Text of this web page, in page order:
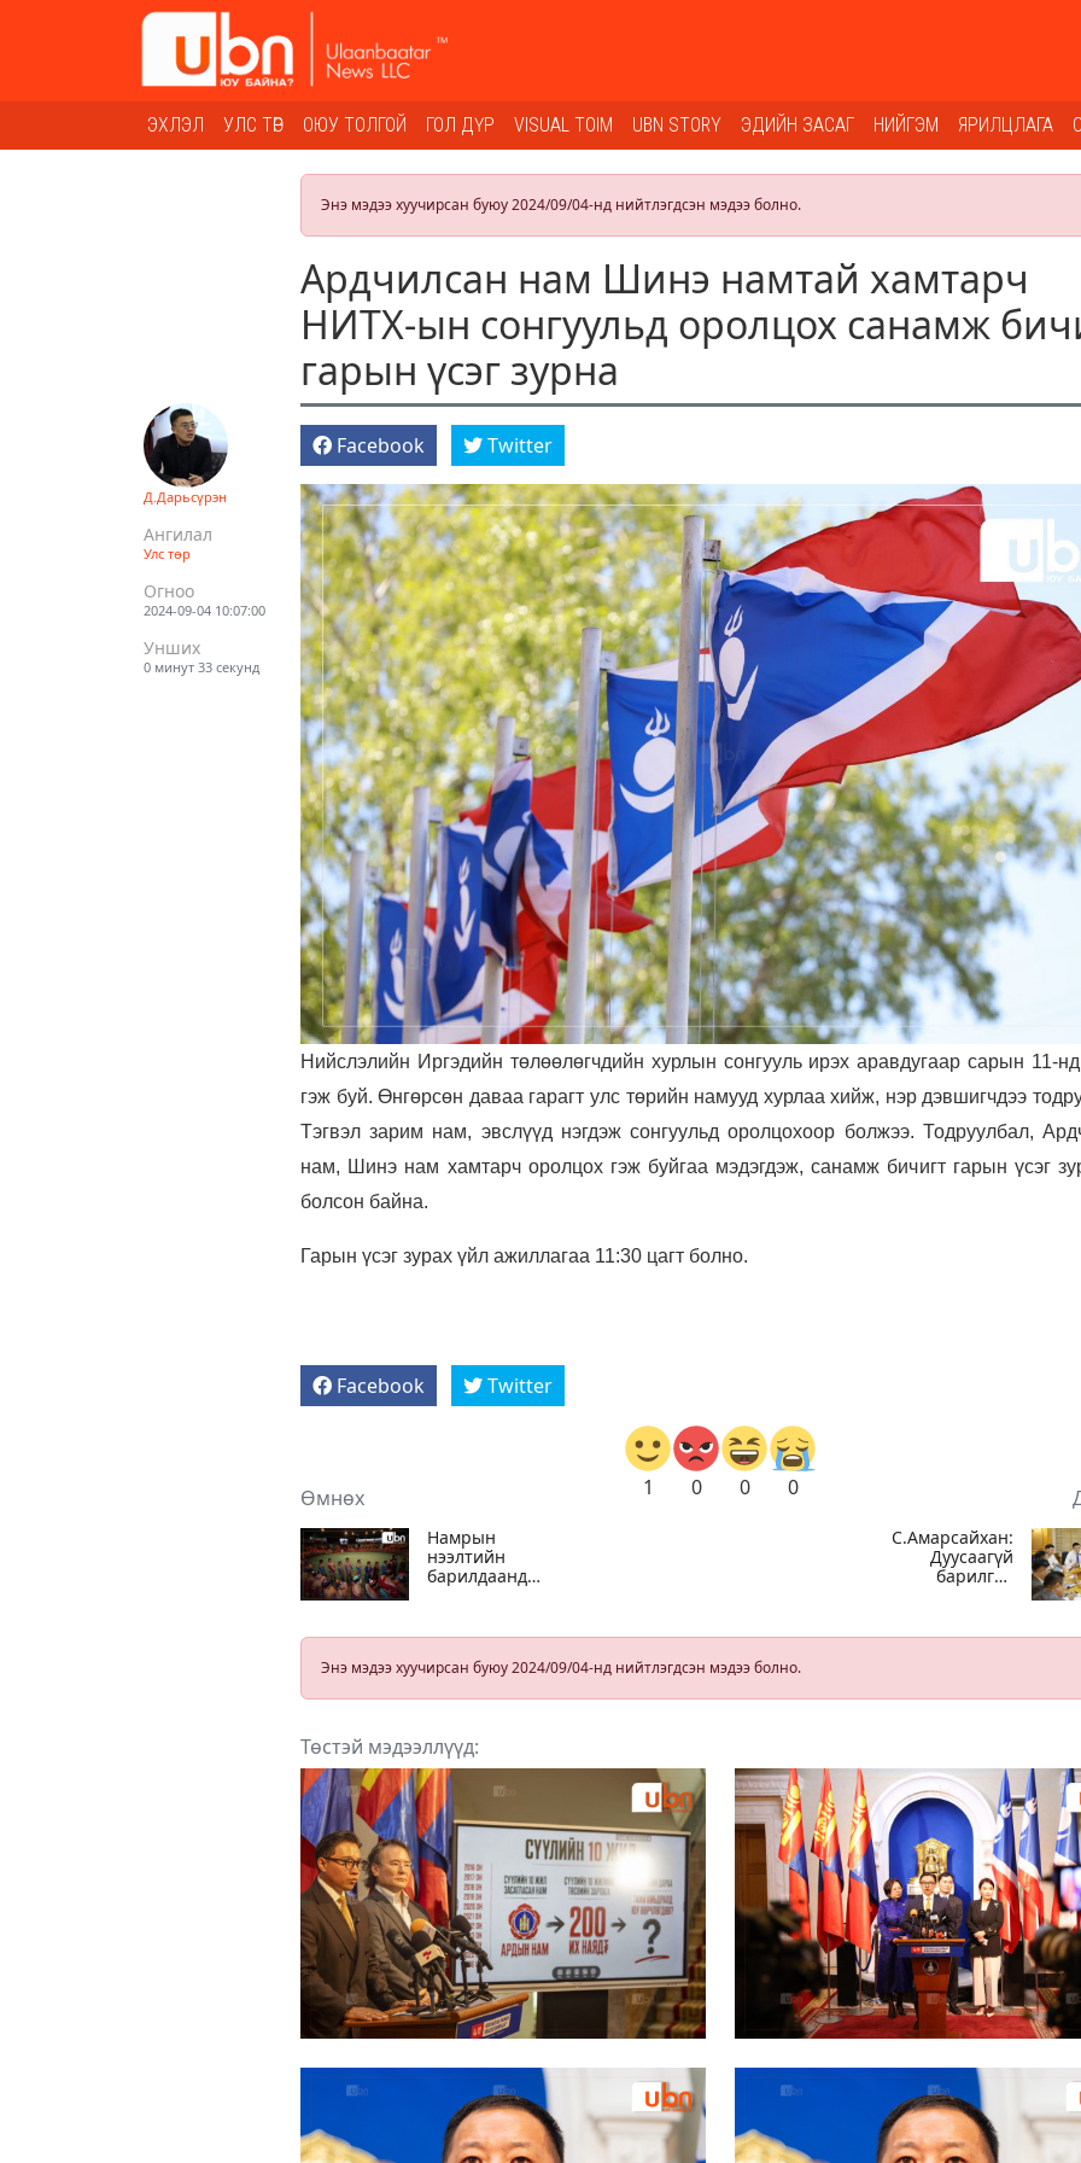
ЭХЛЭЛ УЛС ТӨР ОЮУ ТОЛГОЙ ГОЛ ДҮР VISUAL TOIM UBN STORY ЭДИЙН ЗАСАГ НИЙГЭМ ЯРИЛЦЛАГА
Энэ мэдээ хуучирсан буюу 2024/09/04-нд нийтлэгдсэн мэдээ болно.
Ардчилсан нам Шинэ намтай хамтарч
НИТХ-ын сонгуульд оролцох санамж
гарын үсэг зурна
Д.Дарьсүрэн
Ангилал
Улс төр
Огноо
2024-09-04 10:07:00
Унших
0 минут 33 секунд
Facebook Twitter
Нийслэлийн Иргэдийн төлөөлөгчдийн хурлын сонгууль ирэх аравдугаар сарын 11-
гэж буй. Өнгөрсөн даваа гарагт улс төрийн намууд хурлаа хийж, нэр дэвшигчдээ
Тэгвэл зарим нам, эвслүүд нэгдэж сонгуульд оролцохоор болжээ. Тодруулбал,
нам, Шинэ нам хамтарч оролцох гэж буйгаа мэдэгдэж, санамж бичигт гарын үсэг
болсон байна.
Гарын үсэг зурах үйл ажиллагаа 11:30 цагт болно.
Facebook Twitter
1 0 0 0
Өмнөх
Намрын
нээлтийн
барилдаанд
ны өдрүүдэд
С.Амарсайхан:
Дуусаагүй
барилгад
зөвшөөрөл
Энэ мэдээ хуучирсан буюу 2024/09/04-нд нийтлэгдсэн мэдээ болно.
Төстэй мэдээллүүд: